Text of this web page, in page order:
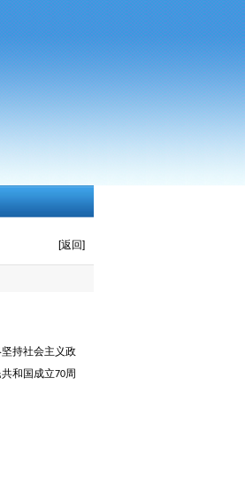
[返回]
持社会主义政
和国成立70周